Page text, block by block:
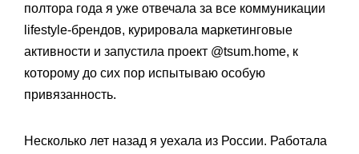
полтора года я уже отвечала за все коммуникации
lifestyle-брендов, курировала маркетинговые
активности и запустила проект @tsum.home, к
которому до сих пор испытываю особую
привязанность.
Несколько лет назад я уехала из России. Работала